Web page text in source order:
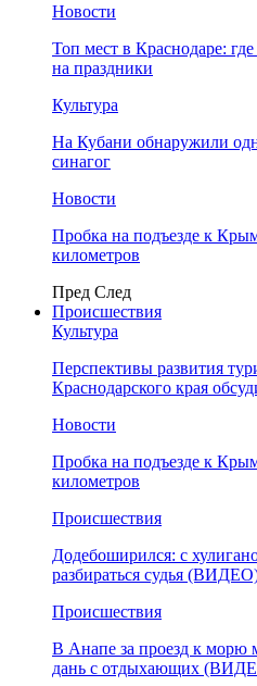
Новости
Топ мест в Краснодаре:
на праздники
Культура
На Кубани обнаружили
синагог
Новости
Пробка на подъезде к
километров
Пред След
Происшествия
Культура
Перспективы развития
Краснодарского края
Новости
Пробка на подъезде к
километров
Происшествия
Додебоширился: с
разбираться судья
Происшествия
В Анапе за проезд к морю
дань с отдыхающих